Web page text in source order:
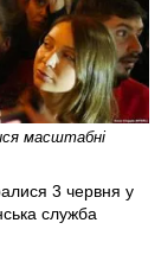
масштабні
3 червня у
служба